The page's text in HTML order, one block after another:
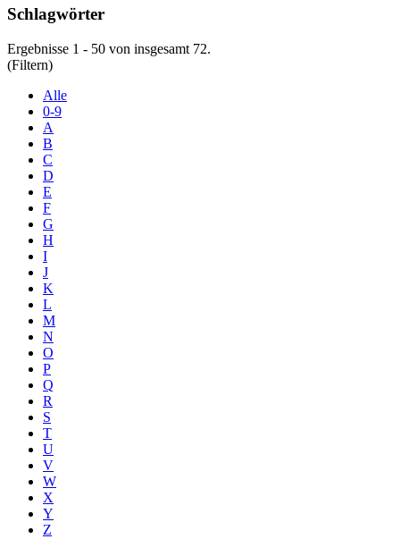
Schlagwörter
Ergebnisse 1 - 50 von insgesamt 72.
(Filtern)
Alle
0-9
A
B
C
D
E
F
G
H
I
J
K
L
M
N
O
P
Q
R
S
T
U
V
W
X
Y
Z